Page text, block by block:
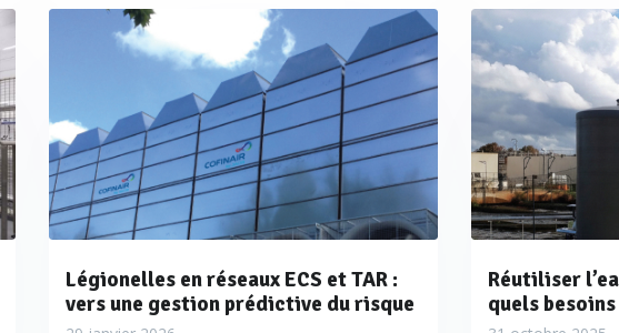
de refroidissement évaporatif). Cet élément, en fonctionnement à vide, a
pour une réutilisation maximale des ressources de l’installation.
l’organisme international EPRI (Electric Power Research Institute) [1,2] ; les
de 40 bars (600 psi approx.) sont considérées comme pressions
par cet organisme.
de l’eau dans les cycles eau –vapeur
Légionelles en réseaux ECS et TAR :
vers une gestion prédictive du risque
Réutiliser
quels besoins